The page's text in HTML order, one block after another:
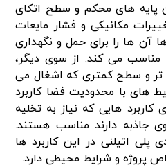
پایه‌ های محکم و سطح اتکای
مکانیکی و فشار مایعات
آن‌ ها را برای حمل و نگهداری
مناسب می‌ کند. از سوی دیگر،
تر و سطح کمتری که اشغال می‌
های با محدودیت فضا کاربرد
کاربرد هایی که نیاز به تخلیه
جاذبه دارند مناسب هستند.
اتیلنی در این کاربرد ها
پروژه و شرایط محیطی دارد.